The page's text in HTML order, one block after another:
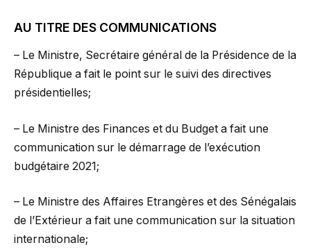
AU TITRE DES COMMUNICATIONS
– Le Ministre, Secrétaire général de la Présidence de la
République a fait le point sur le suivi des directives
présidentielles;
– Le Ministre des Finances et du Budget a fait une
communication sur le démarrage de l’exécution
budgétaire 2021;
– Le Ministre des Affaires Etrangères et des Sénégalais
de l’Extérieur a fait une communication sur la situation
internationale;